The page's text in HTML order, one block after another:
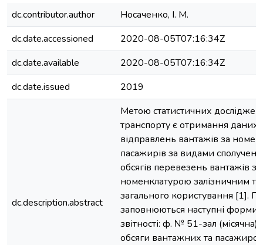
dc.contributor.author
Носаченко, І. М.
dc.date.accessioned
2020-08-05T07:16:34Z
dc.date.available
2020-08-05T07:16:34Z
dc.date.issued
2019
dc.description.abstract
Метою статистичних
транспорту є отримання даних
відправлень вантажів за
пасажирів за видами
обсягів перевезень вантажів за
номенклатурою залізничним
загального користування [1].
заповнюються наступні форми
звітності: ф. № 51-зал (місячна)
обсяги вантажних та